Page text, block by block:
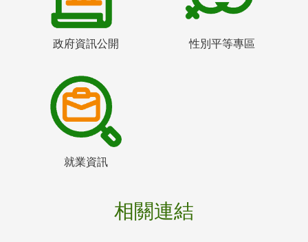
政府資訊公開 性別平等專區
就業資訊
相關連結